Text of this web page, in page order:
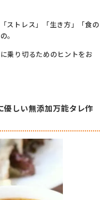
ストレス」「生き方」「食の
。
乗り切るためのヒントをお
しい無添加万能タレ作